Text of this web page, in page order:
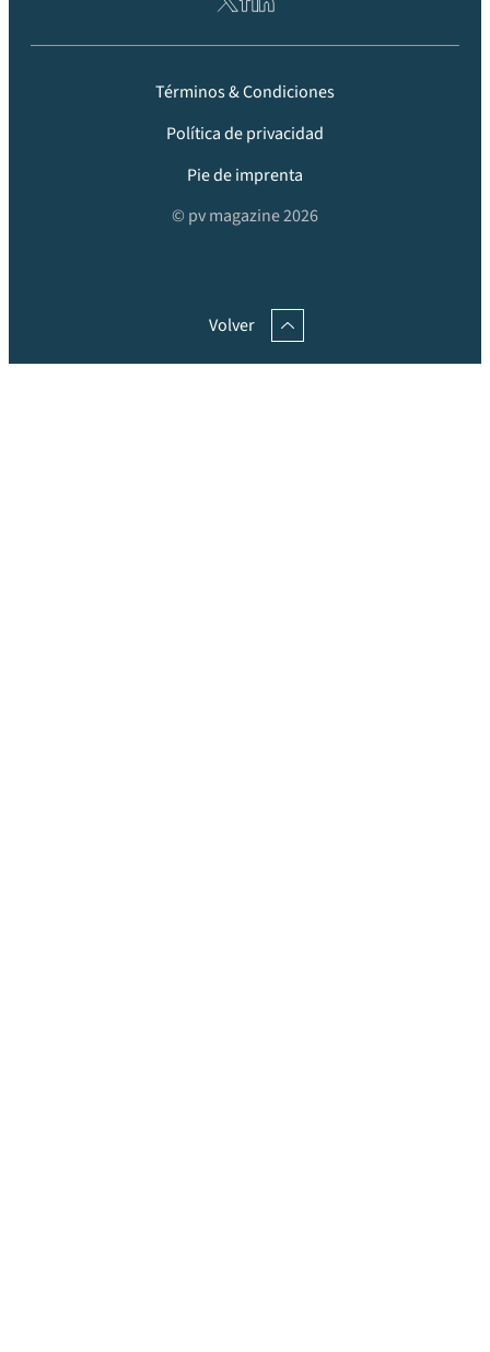
Términos & Condiciones
Política de privacidad
Pie de imprenta
© pv magazine 2026
Volver